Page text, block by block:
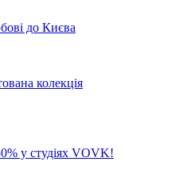
до Києва
колекція
у студіях VOVK!